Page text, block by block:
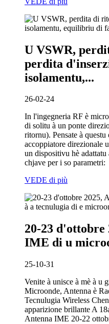
U VSWR,
perdita
isolamentu,...
26-02-24
In l'ingegneria RF è
di solitu à un ponte
ritornu). Pensate à
accoppiatore direzionale
un dispositivu hè
chjave per i so parametri:
VEDE di più
20-23 d'ottobre
IME di u
25-10-31
Venite à unisce à mè à u
Microonde, Antenna è
Tecnulugia Wireless
apparizione brillante A
Antenna IME 20-22